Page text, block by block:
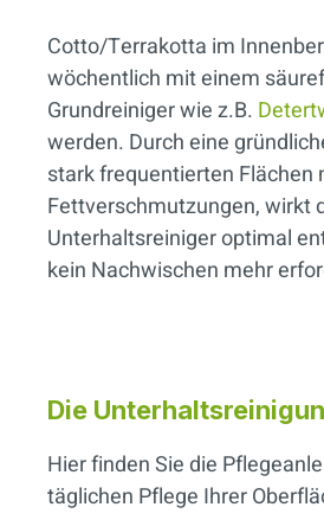
Cotto/Terrakotta im
wöchentlich mit einem
Grundreiniger wie z.B.
werden. Durch eine
stark frequentierten Flächen
Fettverschmutzungen, wirkt
Unterhaltsreiniger optimal
kein Nachwischen mehr
Die
Hier finden Sie die
täglichen Pflege Ihrer